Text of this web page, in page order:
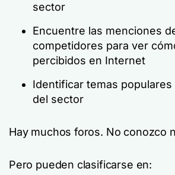
sector
Encuentre las menciones
competidores para ver
percibidos en Internet
Identificar temas
del sector
Hay muchos foros. No conozco
Pero pueden clasificarse en: